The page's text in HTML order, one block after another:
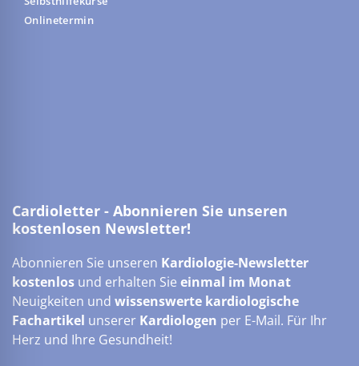
Onlinetermin
Cardioletter - Abonnieren Sie unseren
kostenlosen Newsletter!
Abonnieren Sie unseren Kardiologie-Newsletter
kostenlos und erhalten Sie einmal im Monat
Neuigkeiten und wissenswerte kardiologische
Fachartikel unserer Kardiologen per E-Mail. Für Ihr
Herz und Ihre Gesundheit!